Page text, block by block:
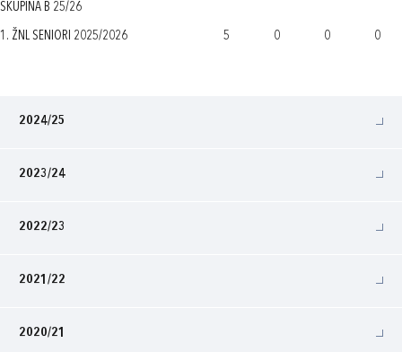
SKUPINA B 25/26
1. ŽNL SENIORI 2025/2026 5 0 0 0
2024/25
2023/24
2022/23
2021/22
2020/21